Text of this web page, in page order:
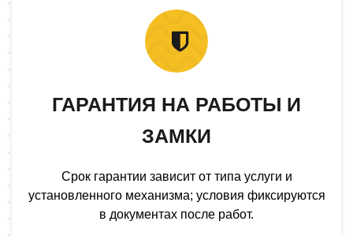
ГАРАНТИЯ НА РАБОТЫ И
ЗАМКИ
Срок гарантии зависит от типа услуги и
установленного механизма; условия фиксируются
в документах после работ.